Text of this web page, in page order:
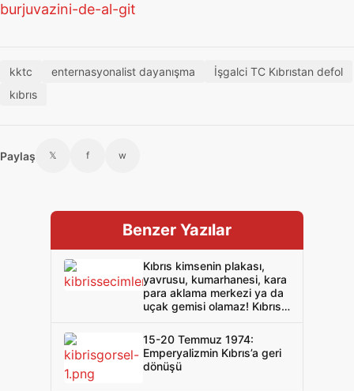
burjuvazini-de-al-git
kktc enternasyonalist dayanışma
İşgalci TC Kıbrıstan defol
kıbrıs
Paylaş 𝕏 f w
Benzer Yazılar
Kıbrıs kimsenin plakası,
yavrusu, kumarhanesi, kara
para aklama merkezi ya da
uçak gemisi olamaz! Kıbrıs
15-20 Temmuz 1974:
Emperyalizmin Kıbrıs’a geri
dönüşü